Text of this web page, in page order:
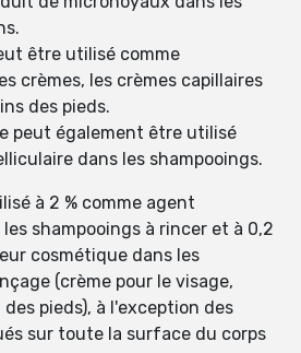
être utilisé comme
crèmes, les crèmes capillaires
des pieds.
peut également être utilisé
dans les shampooings.
à 2 % comme agent
shampooings à rincer et à 0,2
cosmétique dans les
(crème pour le visage,
pieds), à l'exception des
sur toute la surface du corps